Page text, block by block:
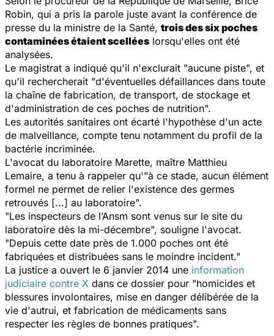
Robin, qui a pris la parole juste avant la conférence de
presse du la ministre de la Santé, trois des six poches
contaminées étaient scellées lorsqu'elles ont été
analysées.
Le magistrat a indiqué qu'il n'exclurait "aucune piste", et
qu'il rechercherait "d'éventuelles défaillances dans toute
la chaîne de fabrication, de transport, de stockage et
d'administration de ces poches de nutrition".
Les autorités sanitaires ont écarté l'hypothèse d'un acte
de malveillance, compte tenu notamment du profil de la
bactérie incriminée.
L'avocat du laboratoire Marette, maître Matthieu
Lemaire, a tenu à rappeler qu'"à ce stade, aucun élément
formel ne permet de relier l'existence des germes
retrouvés [...] au laboratoire".
"Les inspecteurs de l’Ansm sont venus sur le site du
laboratoire dès la mi-décembre", souligne l'avocat.
"Depuis cette date près de 1.000 poches ont été
fabriquées et distribuées sans le moindre incident."
La justice a ouvert le 6 janvier 2014 une information
judiciaire contre X dans ce dossier pour "homicides et
blessures involontaires, mise en danger délibérée de la
vie d'autrui, et fabrication de médicaments sans
respecter les règles de bonnes pratiques".